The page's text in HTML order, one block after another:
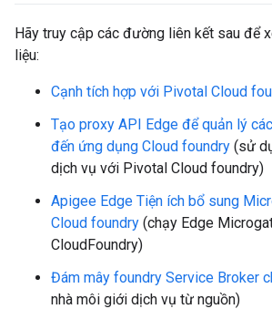
Hãy truy cập các đường liên kết sau để
liệu:
Cạnh tích hợp với Pivotal Cloud
Tạo proxy API Edge để quản lý
đến ứng dụng Cloud foundry (sử
dịch vụ với Pivotal Cloud foundry)
Apigee Edge Tiện ích bổ sung
Cloud foundry (chạy Edge
CloudFoundry)
Đám mây foundry Service Broker
nhà môi giới dịch vụ từ nguồn)